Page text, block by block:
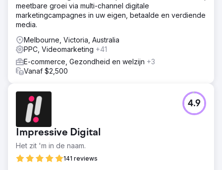
meetbare groei via multi-channel digitale
marketingcampagnes in uw eigen, betaalde en verdiende
media.
Melbourne, Victoria, Australia
PPC, Videomarketing +41
E-commerce, Gezondheid en welzijn +3
Vanaf $2,500
Impressive Digital
Het zit 'm in de naam.
141 reviews
4.9